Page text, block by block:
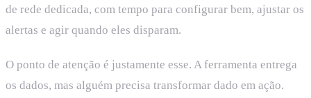
de rede dedicada, com tempo para configurar bem, ajustar os
alertas e agir quando eles disparam.
O ponto de atenção é justamente esse. A ferramenta entrega
os dados, mas alguém precisa transformar dado em ação.